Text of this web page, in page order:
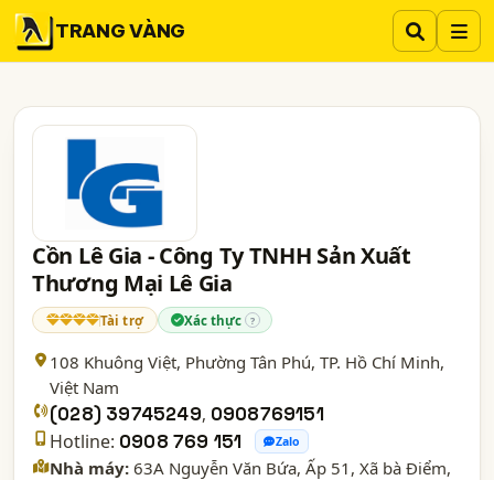
TRANG VÀNG
Cồn Lê Gia - Công Ty TNHH Sản Xuất
Thương Mại Lê Gia
Tài trợ Xác thực ?
108 Khuông Việt, Phường Tân Phú, TP. Hồ Chí Minh,
Việt Nam
(028) 39745249, 0908769151
Hotline: 0908 769 151 Zalo
Nhà máy: 63A Nguyễn Văn Bứa, Ấp 51, Xã bà Điểm,